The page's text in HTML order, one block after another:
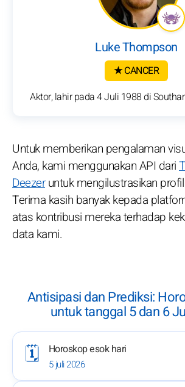
Luke Thompson
★ CANCER
Aktor, lahir pada 4 Juli 1988 di
Untuk memberikan pengalaman
Anda, kami menggunakan API dari
Deezeruntuk mengilustrasikan
Terima kasih banyak kepada
atas kontribusi mereka terhadap
data kami.
Antisipasi dan Prediksi:
untuk tanggal 5 dan 6
🗓️ Horoskop esok hari
5 juli 2026